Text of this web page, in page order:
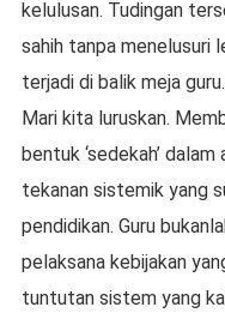
kelulusan. Tudingan
sahih tanpa menelusuri
terjadi di balik meja guru.
Mari kita luruskan.
bentuk ‘sedekah’
tekanan sistemik yang
pendidikan. Guru
pelaksana kebijakan
tuntutan sistem yang